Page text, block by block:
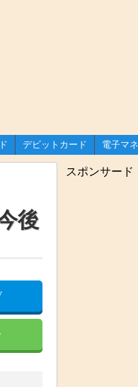
ード
デビットカード
基本的なこと
楽天デビットカード
Visaデビットカード
JCBデビットカード
おすすめ・比較
電子マ
コンビ
後
スポンサード